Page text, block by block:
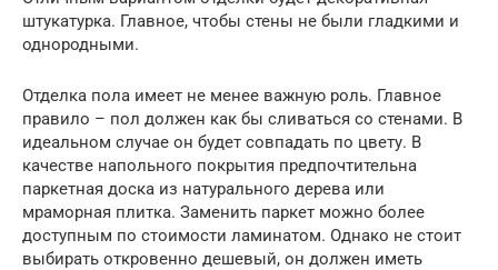
штукатурка. Главное, чтобы стены не были гладкими и
однородными.
Отделка пола имеет не менее важную роль. Главное
правило – пол должен как бы сливаться со стенами. В
идеальном случае он будет совпадать по цвету. В
качестве напольного покрытия предпочтительна
паркетная доска из натурального дерева или
мраморная плитка. Заменить паркет можно более
доступным по стоимости ламинатом. Однако не стоит
выбирать откровенно дешевый, он должен иметь